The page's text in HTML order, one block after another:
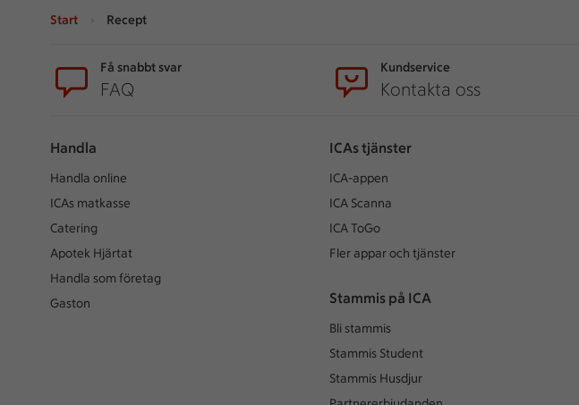
Start Recept
Få snabbt svar
FAQ
Kundservice
Kontakta oss
Handla
Handla online
ICAs matkasse
Catering
Apotek Hjärtat
Handla som företag
Gaston
ICAs tjänster
ICA-appen
ICA Scanna
ICA ToGo
Fler appar och tjänster
Stammis på ICA
Bli stammis
Stammis Student
Stammis Husdjur